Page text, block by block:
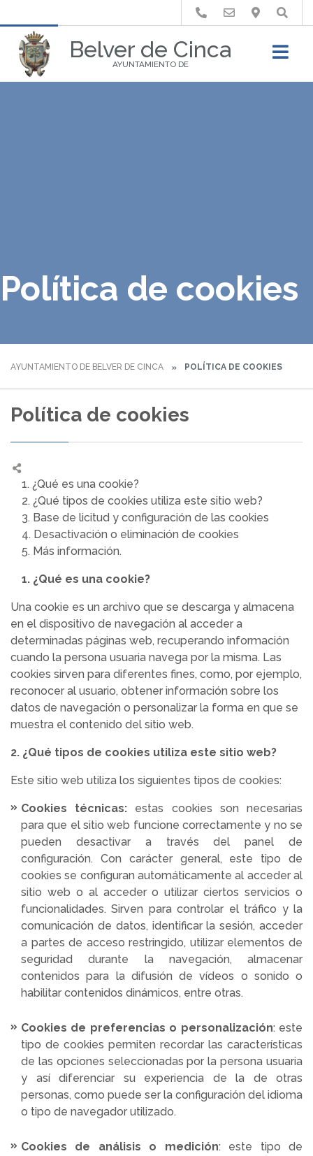
Belver de Cinca
AYUNTAMIENTO DE
Buscar
Política de cookies
AYUNTAMIENTO DE BELVER DE CINCA POLÍTICA DE COOKIES
Política de cookies
1. ¿Qué es una cookie?
2. ¿Qué tipos de cookies utiliza este sitio web?
3. Base de licitud y configuración de las cookies
4. Desactivación o eliminación de cookies
5. Más información.
1. ¿Qué es una cookie?
Una cookie es un archivo que se descarga y almacena
en el dispositivo de navegación al acceder a
determinadas páginas web, recuperando información
cuando la persona usuaria navega por la misma. Las
cookies sirven para diferentes fines, como, por ejemplo,
reconocer al usuario, obtener información sobre los
datos de navegación o personalizar la forma en que se
muestra el contenido del sitio web.
2. ¿Qué tipos de cookies utiliza este sitio web?
Este sitio web utiliza los siguientes tipos de cookies:
Cookies técnicas: estas cookies son necesarias
para que el sitio web funcione correctamente y no se
pueden desactivar a través del panel de
configuración. Con carácter general, este tipo de
cookies se configuran automáticamente al acceder al
sitio web o al acceder o utilizar ciertos servicios o
funcionalidades. Sirven para controlar el tráfico y la
comunicación de datos, identificar la sesión, acceder
a partes de acceso restringido, utilizar elementos de
seguridad durante la navegación, almacenar
contenidos para la difusión de vídeos o sonido o
habilitar contenidos dinámicos, entre otras.
Cookies de preferencias o personalización: este
tipo de cookies permiten recordar las características
de las opciones seleccionadas por la persona usuaria
y así diferenciar su experiencia de la de otras
personas, como puede ser la configuración del idioma
o tipo de navegador utilizado.
Cookies de análisis o medición: este tipo de